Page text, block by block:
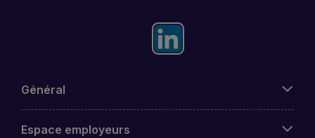
Général
Espace employeurs